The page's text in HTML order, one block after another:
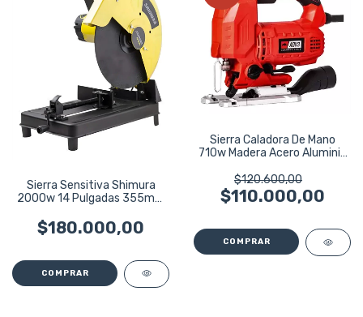
Sierra Sensitiva Shimura
2000w 14 Pulgadas 355mm
$180.000,00
Sierra Caladora De Mano
710w Madera Acero Aluminio
$120.600,00
$110.000,00